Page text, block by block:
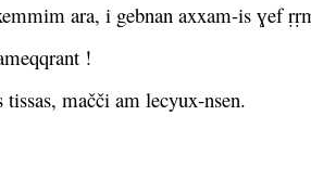
ara, i gebnan axxam-is ɣef
!
mačči am lecyux-nsen.